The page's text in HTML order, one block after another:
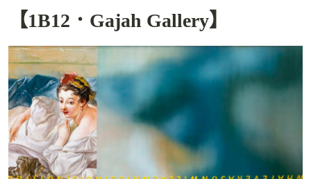
【1B12．Gajah Gallery】